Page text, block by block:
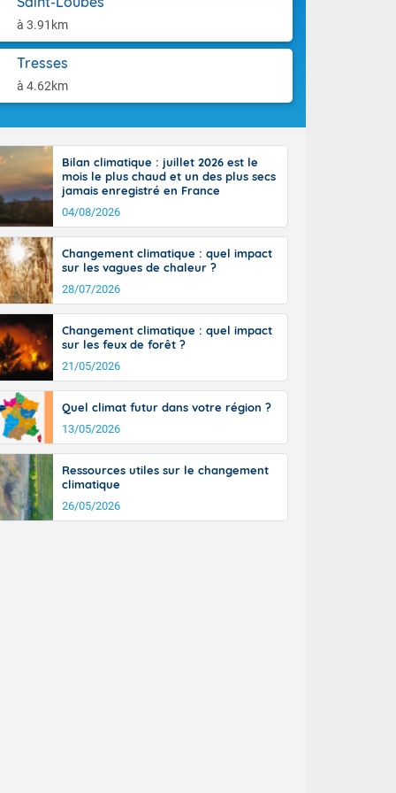
à 3.91km
Tresses
à 4.62km
sur
avec des
sur le sud
sur la
entre 50 et
résiste sur
Alpes à
et 20
du
50-60 km/h
les
l'après-
général, 14
il fait
30 à 35
Bilan climatique : juillet 2026 est le
mois le plus chaud et un des plus secs
jamais enregistré en France
04/08/2026
Changement climatique : quel impact
sur les vagues de chaleur ?
28/07/2026
Changement climatique : quel impact
sur les feux de forêt ?
21/05/2026
Quel climat futur dans votre région ?
13/05/2026
Ressources utiles sur le changement
climatique
26/05/2026